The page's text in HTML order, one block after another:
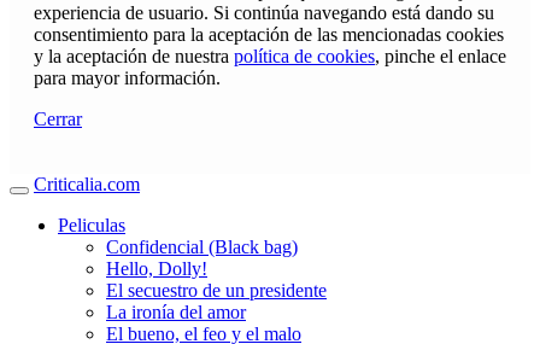
experiencia de usuario. Si continúa navegando está dando su
consentimiento para la aceptación de las mencionadas cookies
y la aceptación de nuestra política de cookies, pinche el enlace
para mayor información.
Cerrar
Criticalia.com
Peliculas
Confidencial (Black bag)
Hello, Dolly!
El secuestro de un presidente
La ironía del amor
El bueno, el feo y el malo